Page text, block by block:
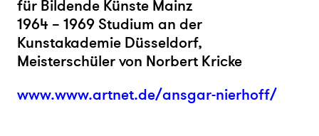
für Bildende Künste Mainz
1964 – 1969 Studium an der
Kunstakademie Düsseldorf,
Meisterschüler von Norbert Kricke
www.www.artnet.de/ansgar-nierhoff/